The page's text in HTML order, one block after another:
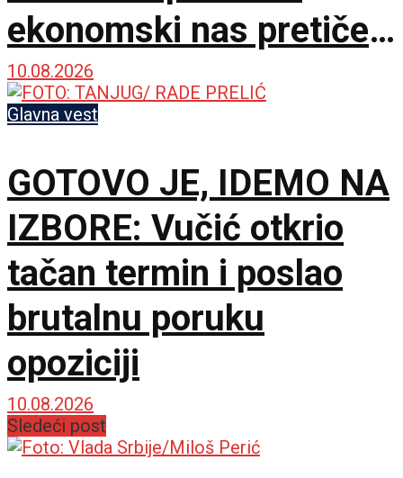
ekonomski nas pretiče
zauvek
10.08.2026
Glavna vest
GOTOVO JE, IDEMO NA
IZBORE: Vučić otkrio
tačan termin i poslao
brutalnu poruku
opoziciji
10.08.2026
Sledeći post